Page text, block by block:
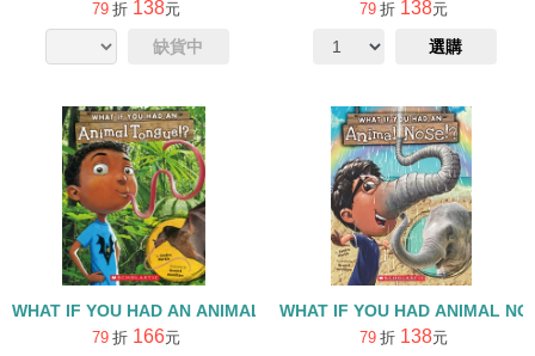
79 折 138元
缺貨中
79 折 138元
選購
WHAT IF YOU HAD AN ANIMAL TONGUE
79 折 166元
WHAT IF YOU HAD ANIMAL
79 折 138元